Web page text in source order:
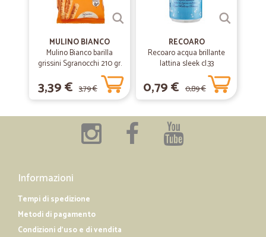
03/05/2019
—Loris S.
Certamente da consigliare agli amici
Certamente da consigliare agli amici
02/04/2019
— Andrea L.
consegna puntuale e comoda presso il punto di ritiro
MULINO BIANCO
Mulino Bianco barilla
grissini Sgranocchi 210 gr.
3,39 € 3,79 €
RECOARO
Recoaro acqua brillante
lattina sleek cl.33
0,79 € 0,89 €
Informazioni
Tempi di spedizione
Metodi di pagamento
Condizioni d'uso e di vendita